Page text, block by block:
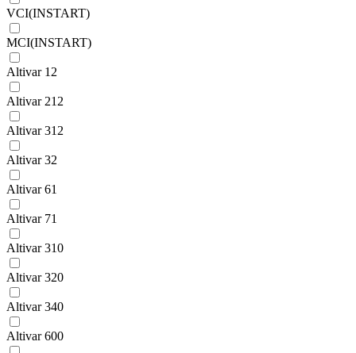
VCI(INSTART)
MCI(INSTART)
Altivar 12
Altivar 212
Altivar 312
Altivar 32
Altivar 61
Altivar 71
Altivar 310
Altivar 320
Altivar 340
Altivar 600